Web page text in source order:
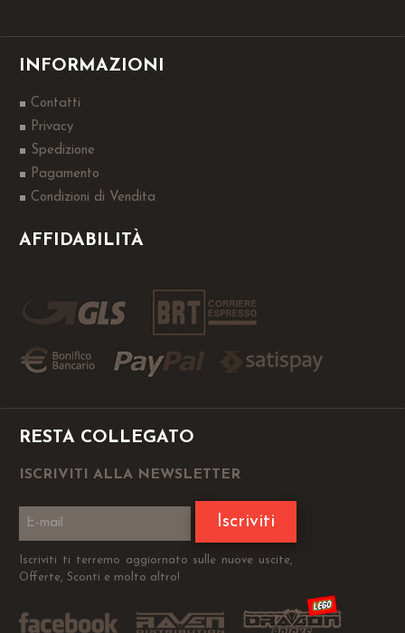
INFORMAZIONI
Contatti
Privacy
Spedizione
Pagamento
Condizioni di Vendita
AFFIDABILITÀ
RESTA COLLEGATO
ISCRIVITI ALLA NEWSLETTER
Iscriviti
Iscriviti ti terremo aggiornato sulle nuove uscite,
Offerte, Sconti e molto altro!